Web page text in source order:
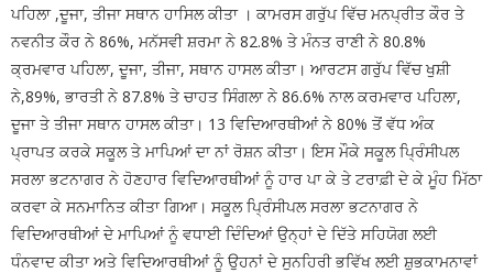
ਪਹਿਲਾ ,ਦੂਜਾ, ਤੀਜਾ ਸਥਾਨ ਹਾਸਿਲ ਕੀਤਾ । ਕਾਮਰਸ ਗਰੁੱਪ ਵਿੱਚ ਮਨਪ੍ਰੀਤ ਕੌਰ ਤੇ
ਨਵਨੀਤ ਕੌਰ ਨੇ 86%, ਮਨੱਸਵੀ ਸ਼ਰਮਾ ਨੇ 82.8% ਤੇ ਮੰਨਤ ਰਾਣੀ ਨੇ 80.8%
ਕ੍ਰਮਵਾਰ ਪਹਿਲਾ, ਦੂਜਾ, ਤੀਜਾ, ਸਥਾਨ ਹਾਸਲ ਕੀਤਾ। ਆਰਟਸ ਗਰੁੱਪ ਵਿੱਚ ਖੁਸ਼ੀ
ਨੇ,89%, ਭਾਰਤੀ ਨੇ 87.8% ਤੇ ਚਾਹਤ ਸਿੰਗਲਾ ਨੇ 86.6% ਨਾਲ ਕਰਮਵਾਰ ਪਹਿਲਾ,
ਦੂਜਾ ਤੇ ਤੀਜਾ ਸਥਾਨ ਹਾਸਲ ਕੀਤਾ। 13 ਵਿਦਿਆਰਥੀਆਂ ਨੇ 80% ਤੋਂ ਵੱਧ ਅੰਕ
ਪ੍ਰਾਪਤ ਕਰਕੇ ਸਕੂਲ ਤੇ ਮਾਪਿਆਂ ਦਾ ਨਾਂ ਰੋਸ਼ਨ ਕੀਤਾ। ਇਸ ਮੌਕੇ ਸਕੂਲ ਪ੍ਰਿੰਸੀਪਲ
ਸਰਲਾ ਭਟਨਾਗਰ ਨੇ ਹੋਣਹਾਰ ਵਿਦਿਆਰਥੀਆਂ ਨੂੰ ਹਾਰ ਪਾ ਕੇ ਤੇ ਟਰਾਫ਼ੀ ਦੇ ਕੇ ਮੂੰਹ ਮਿੱਠਾ
ਕਰਵਾ ਕੇ ਸਨਮਾਨਿਤ ਕੀਤਾ ਗਿਆ। ਸਕੂਲ ਪ੍ਰਿੰਸੀਪਲ ਸਰਲਾ ਭਟਨਾਗਰ ਨੇ
ਵਿਦਿਆਰਥੀਆਂ ਦੇ ਮਾਪਿਆਂ ਨੂੰ ਵਧਾਈ ਦਿੰਦਿਆਂ ਉਨ੍ਹਾਂ ਦੇ ਦਿੱਤੇ ਸਹਿਯੋਗ ਲਈ
ਧੰਨਵਾਦ ਕੀਤਾ ਅਤੇ ਵਿਦਿਆਰਥੀਆਂ ਨੂੰ ਉਹਨਾਂ ਦੇ ਸੁਨਹਿਰੀ ਭਵਿੱਖ ਲਈ ਸ਼ੁਭਕਾਮਨਾਵਾਂ